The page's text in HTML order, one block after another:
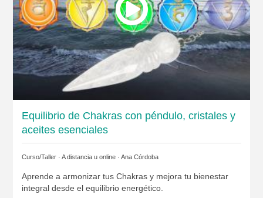
Equilibrio de Chakras con péndulo, cristales y
aceites esenciales
Curso/Taller · A distancia u online · Ana Córdoba
Aprende a armonizar tus Chakras y mejora tu bienestar
integral desde el equilibrio energético.